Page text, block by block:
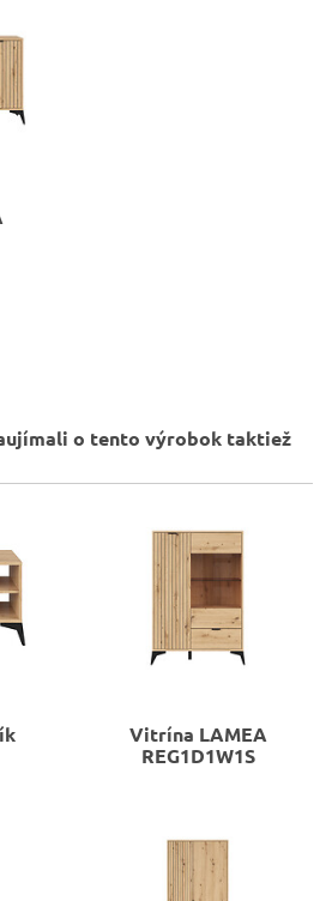
o tento výrobok taktiež
Vitrína LAMEA
REG1D1W1S